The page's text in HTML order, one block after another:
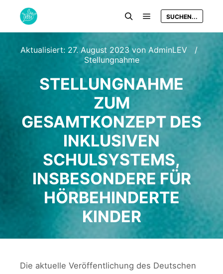
SUCHEN...
Aktualisiert: 27. August 2023von AdminLEV
Stellungnahme
STELLUNGNAHME
ZUM
GESAMTKONZEPT DES
INKLUSIVEN
SCHULSYSTEMS,
INSBESONDERE FÜR
HÖRBEHINDERTE
KINDER
Die aktuelle Veröffentlichung des Deutschen